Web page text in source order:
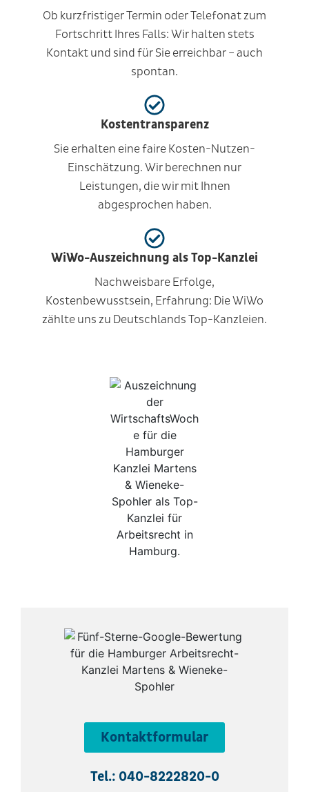
Ob kurzfristiger Termin oder Telefonat zum
Fortschritt Ihres Falls: Wir halten stets
Kontakt und sind für Sie erreichbar – auch
spontan.
Kostentransparenz
Sie erhalten eine faire Kosten-Nutzen-
Einschätzung. Wir berechnen nur
Leistungen, die wir mit Ihnen
abgesprochen haben.
WiWo-Auszeichnung als Top-Kanzlei
Nachweisbare Erfolge,
Kostenbewusstsein, Erfahrung: Die WiWo
zählte uns zu Deutschlands Top-Kanzleien.
Kontaktformular
Tel.: 040-8222820-0